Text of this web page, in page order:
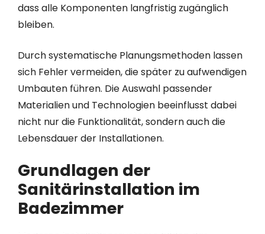
dass alle Komponenten langfristig zugänglich
bleiben.
Durch systematische Planungsmethoden lassen
sich Fehler vermeiden, die später zu aufwendigen
Umbauten führen. Die Auswahl passender
Materialien und Technologien beeinflusst dabei
nicht nur die Funktionalität, sondern auch die
Lebensdauer der Installationen.
Grundlagen der
Sanitärinstallation im
Badezimmer